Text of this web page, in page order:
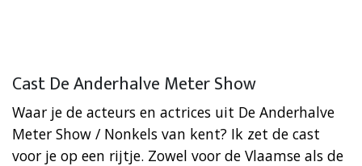
Cast De Anderhalve Meter Show
Waar je de acteurs en actrices uit De Anderhalve
Meter Show / Nonkels van kent? Ik zet de cast
voor je op een rijtje. Zowel voor de Vlaamse als de